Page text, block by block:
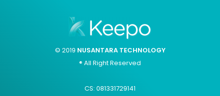
© 2019 NUSANTARA TECHNOLOGY
® All Right Reserved
CS: 081331729141